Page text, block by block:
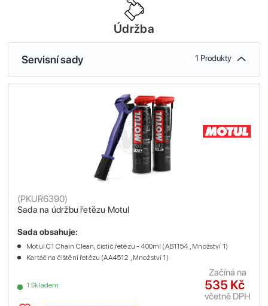
Údržba
Servisní sady 1 Produkty
Sada na údržbu řetězu Motul
(PKUR6390)
1 Skladem
Sada obsahuje:
Motul C1 Chain Clean, čistič řetězu - 400ml (AB1154 , Množství 1)
Kartáč na čištění řetězu (AA4512 , Množství 1)
535 Kč
včetně DPH
Začíná na